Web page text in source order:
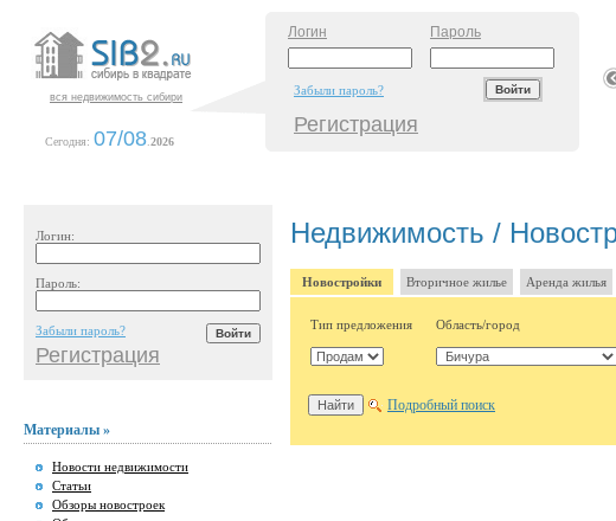
вся недвижимость сибири
Сегодня: 07/08 2026
Логин Пароль
Забыли пароль?
Регистрация
Логин:
Пароль:
Забыли пароль?
Регистрация
Материалы »
Новости недвижимости
Статьи
Обзоры новостроек
Недвижимость /
Новостройки Вторичное жилье Аренда жилья
Тип предложения Область/город
Подробный поиск